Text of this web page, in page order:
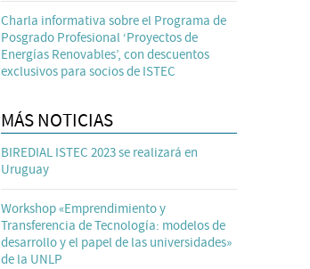
Charla informativa sobre el Programa de
Posgrado Profesional ‘Proyectos de
Energías Renovables’, con descuentos
exclusivos para socios de ISTEC
MÁS NOTICIAS
BIREDIAL ISTEC 2023 se realizará en
Uruguay
Workshop «Emprendimiento y
Transferencia de Tecnología: modelos de
desarrollo y el papel de las universidades»
de la UNLP